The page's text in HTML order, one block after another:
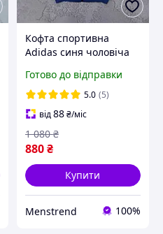
Кофта спортивна
Adidas синя чоловіча
весна-літо-осінь,
Спортивка олімпійка
Адідас
Готово до відправки
5.0 (5)
від88₴/міс
880₴
1 080 ₴
Купити
Menstrend 100%